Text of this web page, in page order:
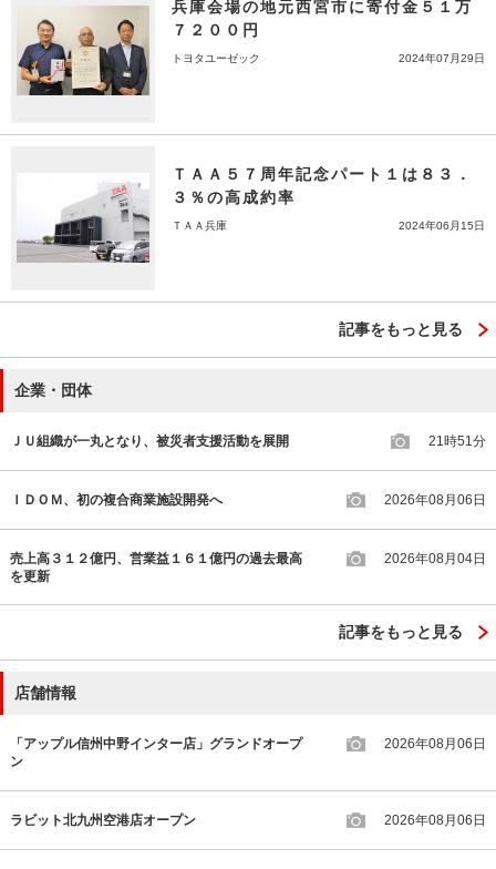
兵庫会場の地元西宮市に寄付金５１万
７２００円
トヨタユーゼック 2024年07月29日
ＴＡＡ５７周年記念パート１は８３．
３％の高成約率
ＴＡＡ兵庫 2024年06月15日
記事をもっと見る
企業・団体
ＪＵ組織が一丸となり、被災者支援活動を展開 21時51分
ＩＤＯＭ、初の複合商業施設開発へ 2026年08月06日
売上高３１２億円、営業益１６１億円の過去最高
を更新
2026年08月04日
記事をもっと見る
店舗情報
「アップル信州中野インター店」グランドオープ
ン
2026年08月06日
ラビット北九州空港店オープン 2026年08月06日